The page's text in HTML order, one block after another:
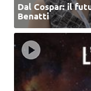
Dal Cospar: il
Benatti